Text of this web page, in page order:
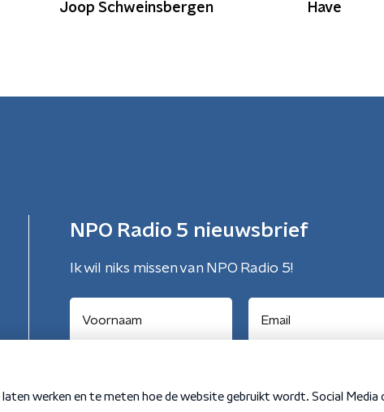
Joop Schweinsbergen
Have
NPO Radio 5 nieuwsbrief
Ik wil niks missen van NPO Radio 5!